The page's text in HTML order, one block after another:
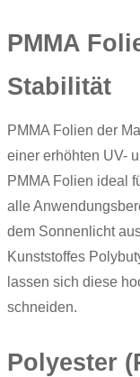
PMMA
Stabilität
PMMA Folien der
einer erhöhten UV-
PMMA Folien ideal
alle
dem Sonnenlicht
Kunststoffes
lassen sich diese
schneiden.
Polyester